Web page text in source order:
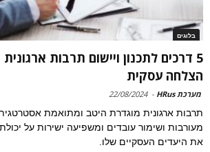
בלוגים
5 דרכים לתכנון ויישום תרבות
הצלחה עסקית
מערכת HRus -
22/08/2024
תרבות ארגונית מוגדרת היטב ומתואמת
מעורבות ושימור עובדים ומשפיעה ישירות על
את היעדים העסקיים שלו.